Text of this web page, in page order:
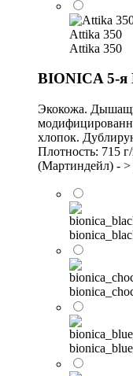
Attika 350
Attika 350
BIONICA 5-я
Экокожа.
хлопок.
Плотность: 715
(Мартиндейл) - >